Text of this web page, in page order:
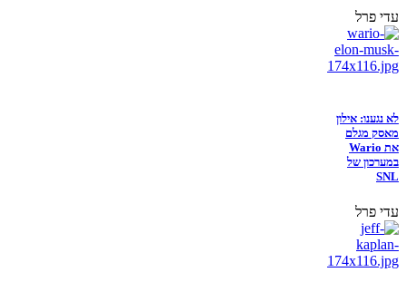
עדי פרל
לא נגענו: אילון
מאסק מגלם
את Wario
במערכון של
SNL
עדי פרל